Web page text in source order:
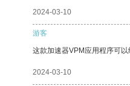
2024-03-10
游客
这款加速器VPM应用程序可
2024-03-10